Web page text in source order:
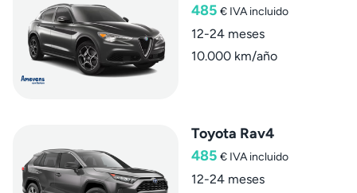
485 € IVA incluido
12-24 meses
10.000 km/año
Toyota Rav4
485 € IVA incluido
12-24 meses